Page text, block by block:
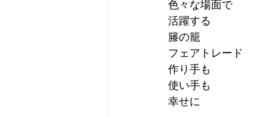
色々な場面で
活躍する
籐の籠
フェアトレード
作り手も
使い手も
幸せに